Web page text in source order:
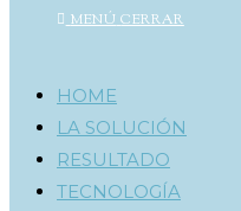
MENÚ CERRAR
HOME
LA SOLUCIÓN
RESULTADO
TECNOLOGÍA